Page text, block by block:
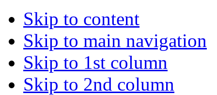
Skip to content
Skip to main navigation
Skip to 1st column
Skip to 2nd column